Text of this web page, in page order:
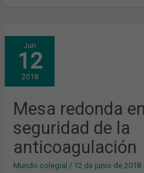
Jun
12
2018
Mesa redonda
seguridad de la
anticoagulación
Mundo colegial / 12 de junio de 2018
MESA
REDONDA
EN
TORNO
A
LA
SEGURIDAD
LA
ANTICOAGULACIÓN